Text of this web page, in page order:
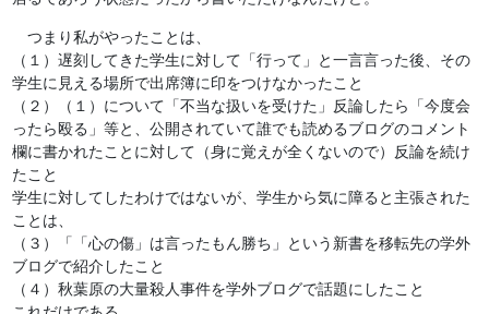
つまり私がやったことは、
（１）遅刻してきた学生に対して「行って」と一言言った後、その
学生に見える場所で出席簿に印をつけなかったこと
（２）（１）について「不当な扱いを受けた」反論したら「今度会
ったら殴る」等と、公開されていて誰でも読めるブログのコメント
欄に書かれたことに対して（身に覚えが全くないので）反論を続け
たこと
学生に対してしたわけではないが、学生から気に障ると主張された
ことは、
（３）「「心の傷」は言ったもん勝ち」という新書を移転先の学外
ブログで紹介したこと
（４）秋葉原の大量殺人事件を学外ブログで話題にしたこと